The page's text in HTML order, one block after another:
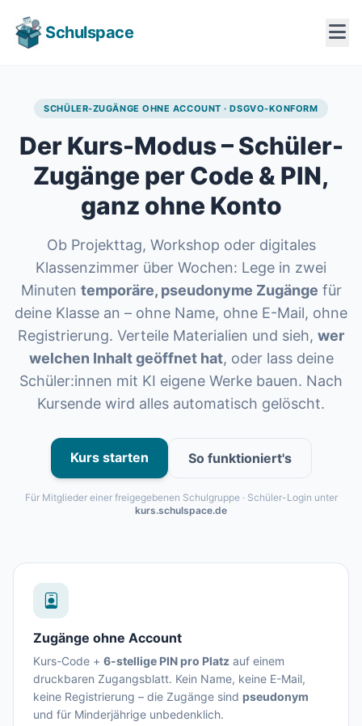
Schulspace
SCHÜLER-ZUGÄNGE OHNE ACCOUNT · DSGVO-KONFORM
Der Kurs-Modus –Schüler-
Zugänge per Code & PIN,
ganz ohne Konto
Ob Projekttag, Workshop oder digitales
Klassenzimmer über Wochen: Lege in zwei
Minuten temporäre, pseudonyme Zugänge für
deine Klasse an – ohne Name, ohne E-Mail, ohne
Registrierung. Verteile Materialien und sieh, wer
welchen Inhalt geöffnet hat, oder lass deine
Schüler:innen mit KI eigene Werke bauen. Nach
Kursende wird alles automatisch gelöscht.
Kurs starten So funktioniert's
Für Mitglieder einer freigegebenen Schulgruppe · Schüler-Login unter
kurs.schulspace.de
Zugänge ohne Account
Kurs-Code + 6-stellige PIN pro Platz auf einem
druckbaren Zugangsblatt. Kein Name, keine E-Mail,
keine Registrierung – die Zugänge sind pseudonym
und für Minderjährige unbedenklich.